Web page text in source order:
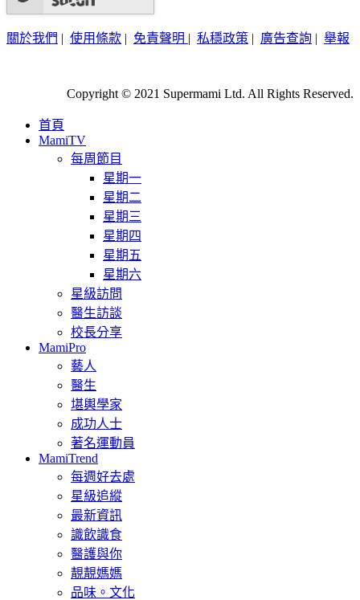
關於我們 | 使用條款 | 免責聲明 | 私穩政策 | 廣告查詢 | 舉報
Copyright © 2021 Supermami Ltd. All Rights Reserved.
首頁
MamiTV
每周節目
星期一
星期二
星期三
星期四
星期五
星期六
星級訪問
醫生訪談
校長分享
MamiPro
藝人
醫生
堪輿學家
成功人士
著名運動員
MamiTrend
每週好去處
星級追縱
最新資訊
識飲識食
醫護與你
靚靚媽媽
品味。文化